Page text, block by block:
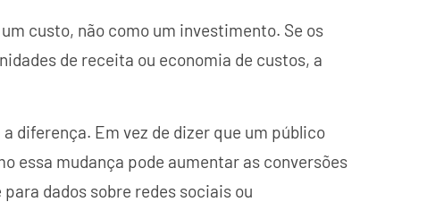
custo, não como um investimento. Se os
de receita ou economia de custos, a
diferença. Em vez de dizer que um público
essa mudança pode aumentar as conversões
para dados sobre redes sociais ou